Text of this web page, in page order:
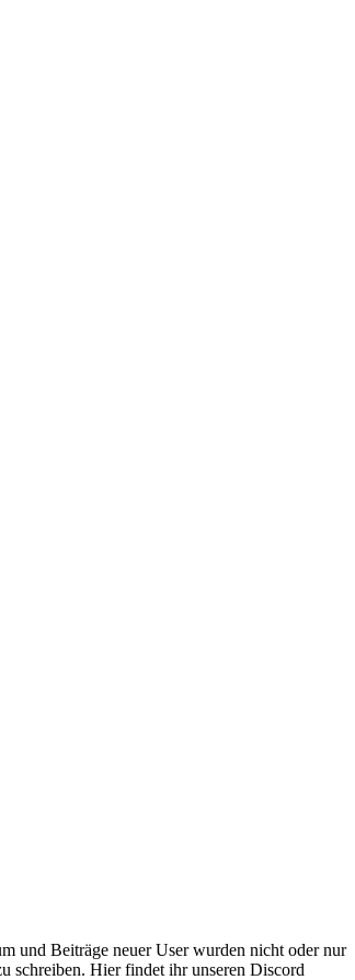
und Beiträge neuer User wurden nicht oder nur
schreiben. Hier findet ihr unseren Discord